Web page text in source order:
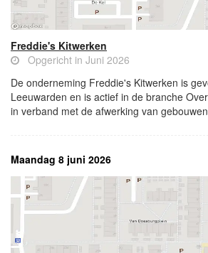
Freddie's Kitwerken
Opgericht in Juni 2026
De onderneming Freddie's Kitwerken is
Leeuwarden en is actief in de branche
in verband met de afwerking van
Maandag 8 juni 2026